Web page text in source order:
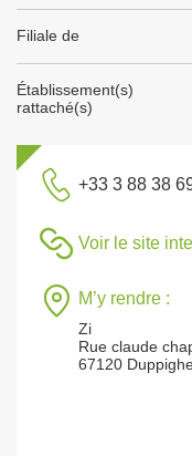
Filiale de
Établissement(s)
rattaché(s)
+33 3 88 38
Voir le site
M’y rendre :
Zi
Rue claude
67120